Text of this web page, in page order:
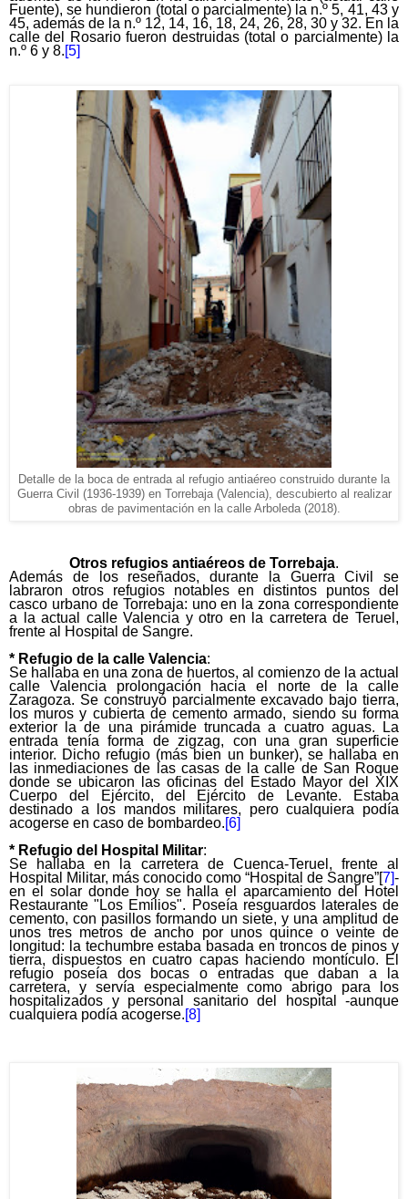
Fuente), se hundieron (total o parcialmente) la n.º 5, 41, 43 y
45, además de la n.º 12, 14, 16, 18, 24, 26, 28, 30 y 32. En la
calle del Rosario fueron destruidas (total o parcialmente) la
n.º 6 y 8.[5]
Detalle de la boca de entrada al refugio antiaéreo construido durante la
Guerra Civil (1936-1939) en Torrebaja (Valencia), descubierto al realizar
obras de pavimentación en la calle Arboleda (2018).
Otros refugios antiaéreos de Torrebaja.
Además de los reseñados, durante la Guerra Civil se
labraron otros refugios notables en distintos puntos del
casco urbano de Torrebaja: uno en la zona correspondiente
a la actual calle Valencia y otro en la carretera de Teruel,
frente al Hospital de Sangre.
* Refugio de la calle Valencia:
Se hallaba en una zona de huertos, al comienzo de la actual
calle Valencia prolongación hacia el norte de la calle
Zaragoza. Se construyó parcialmente excavado bajo tierra,
los muros y cubierta de cemento armado, siendo su forma
exterior la de una pirámide truncada a cuatro aguas. La
entrada tenía forma de zigzag, con una gran superficie
interior. Dicho refugio (más bien un bunker), se hallaba en
las inmediaciones de las casas de la calle de San Roque
donde se ubicaron las oficinas del Estado Mayor del XIX
Cuerpo del Ejército, del Ejército de Levante. Estaba
destinado a los mandos militares, pero cualquiera podía
acogerse en caso de bombardeo.[6]
* Refugio del Hospital Militar:
Se hallaba en la carretera de Cuenca-Teruel, frente al
Hospital Militar, más conocido como “Hospital de Sangre”[7]-
en el solar donde hoy se halla el aparcamiento del Hotel
Restaurante "Los Emilios". Poseía resguardos laterales de
cemento, con pasillos formando un siete, y una amplitud de
unos tres metros de ancho por unos quince o veinte de
longitud: la techumbre estaba basada en troncos de pinos y
tierra, dispuestos en cuatro capas haciendo montículo. El
refugio poseía dos bocas o entradas que daban a la
carretera, y servía especialmente como abrigo para los
hospitalizados y personal sanitario del hospital -aunque
cualquiera podía acogerse.[8]